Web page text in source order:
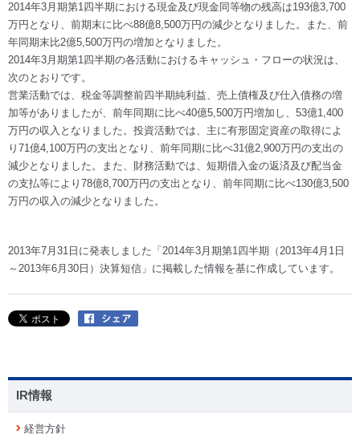
2014年3月期第1四半期における現金及び現金同等物の残高は193億3,700
万円となり、前期末に比べ88億8,500万円の減少となりました。また、前
年同期末比2億5,500万円の増加となりました。
2014年3月期第1四半期の各活動におけるキャッシュ・フローの状況は、
次のとおりです。
営業活動では、税金等調整前四半期純利益、売上債権及び仕入債務の増
加等がありましたが、前年同期に比べ40億5,500万円増加し、53億1,400
万円の収入となりました。投資活動では、主に有形固定資産の取得によ
り71億4,100万円の支出となり、前年同期に比べ31億2,900万円の支出の
減少となりました。また、財務活動では、短期借入金の返済及び配当金
の支払等により78億8,700万円の支出となり、前年同期に比べ130億3,500
万円の収入の減少となりました。
2013年7月31日に発表しました「2014年3月期第1四半期（2013年4月1日
～2013年6月30日）決算短信」に掲載した情報を基に作成しています。
IR情報
経営方針